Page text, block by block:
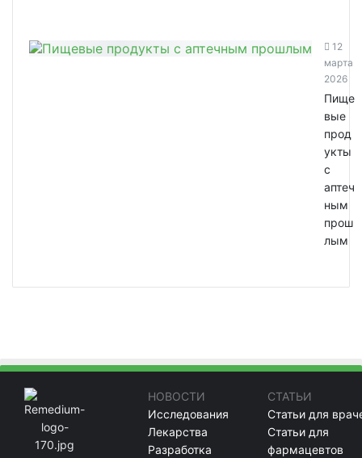
12
марта
2026
Пище
вые
прод
укты
с
аптеч
ным
прош
лым
НОВОСТИ
Исследования
Лекарства
Разработка
СТАТЬИ
Статьи для
Статьи для
фармацевтов